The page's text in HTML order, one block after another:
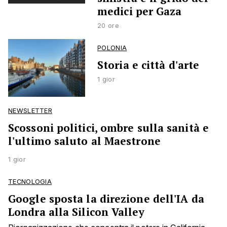
medici per Gaza
20 ore
POLONIA
Storia e città d'arte
1 gior
NEWSLETTER
Scossoni politici, ombre sulla sanità e
l'ultimo saluto al Maestrone
1 gior
TECNOLOGIA
Google sposta la direzione dell'IA da
Londra alla Silicon Valley